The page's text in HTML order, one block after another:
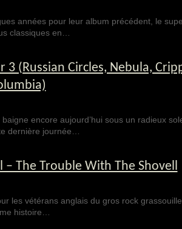
années pour leur album précédent, le
classiques en…
3 (Russian Circles, Nebula,
encore aujourd’hui sous un radieux
dernière journée…
The Trouble With The Shovell
les vétérans anglais du gros rock
histoire…